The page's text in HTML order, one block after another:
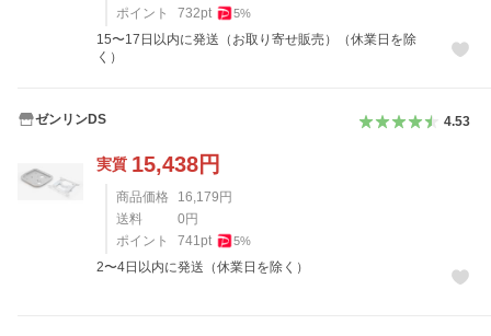
ポイント
732pt 5%
15〜17日以内に発送（お取り寄せ販売）（休業日を除
く）
ゼンリンDS 4.53
実質 15,438円
商品価格 16,179 円
送料
0 円
ポイント
741pt 5%
2〜4日以内に発送（休業日を除く）